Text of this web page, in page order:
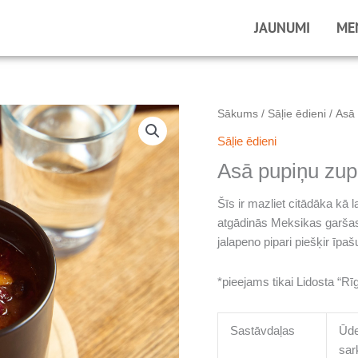
JAUNUMI
Sākums / Sāļie ēdieni / Asā
Sāļie ēdieni
Asā pupiņu
Šīs ir mazliet citādāka kā
atgādinās Meksikas
jalapeno pipari piešķir
*pieejams tikai Lidosta
Sastāvdaļas